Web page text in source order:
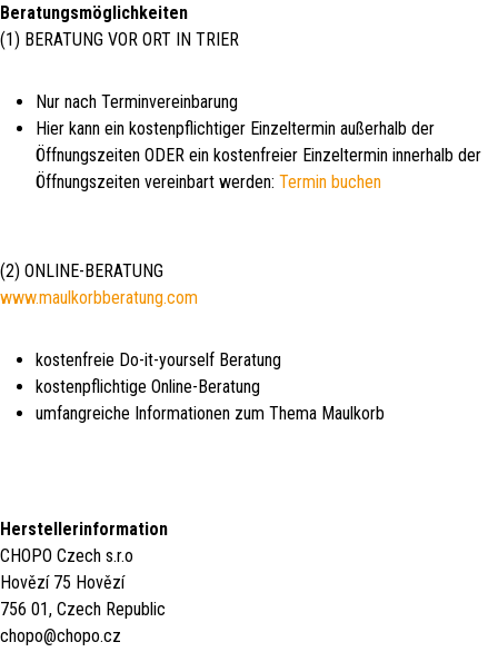
Beratungsmöglichkeiten
(1) BERATUNG VOR ORT IN TRIER
Nur nach Terminvereinbarung
Hier kann ein kostenpflichtiger Einzeltermin außerhalb der
Öffnungszeiten ODER ein kostenfreier Einzeltermin innerhalb der
Öffnungszeiten vereinbart werden: Termin buchen
(2) ONLINE-BERATUNG
www.maulkorbberatung.com
kostenfreie Do-it-yourself Beratung
kostenpflichtige Online-Beratung
umfangreiche Informationen zum Thema Maulkorb
Herstellerinformation
CHOPO Czech s.r.o
Hovězí 75 Hovězí
756 01, Czech Republic
chopo@chopo.cz